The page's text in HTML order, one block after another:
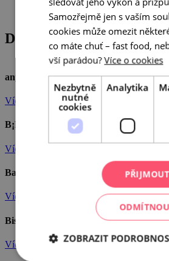
Další podniky
anýz a rorýs
Více info
B¡Bistro
Více info
Ba Saigon
Více info
Bistro Starý kopec
Více info
Samozřejmě jen s vaším
cookies může omezit
co máte chuť – fast food,
vší parádou? Více o cookies
Nezbytně
nutné
cookies
Analytika
ZOBRAZIT